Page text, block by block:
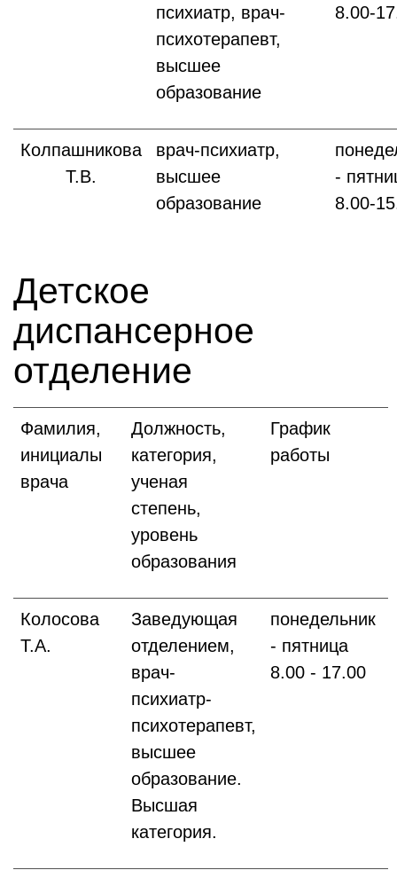
психиатр, врач-
психотерапевт,
высшее
образование
8.00-
Колпашникова
Т.В.
врач-психиатр,
высшее
образование
-
8.00-
Детское
диспансерное
отделение
Фамилия,
инициалы
врача
Должность,
категория,
ученая
степень,
уровень
образования
График
работы
Колосова
Т.А.
Заведующая
отделением,
врач-
психиатр-
психотерапевт,
высшее
образование.
Высшая
категория.
понедельник
- пятница
8.00 - 17.00